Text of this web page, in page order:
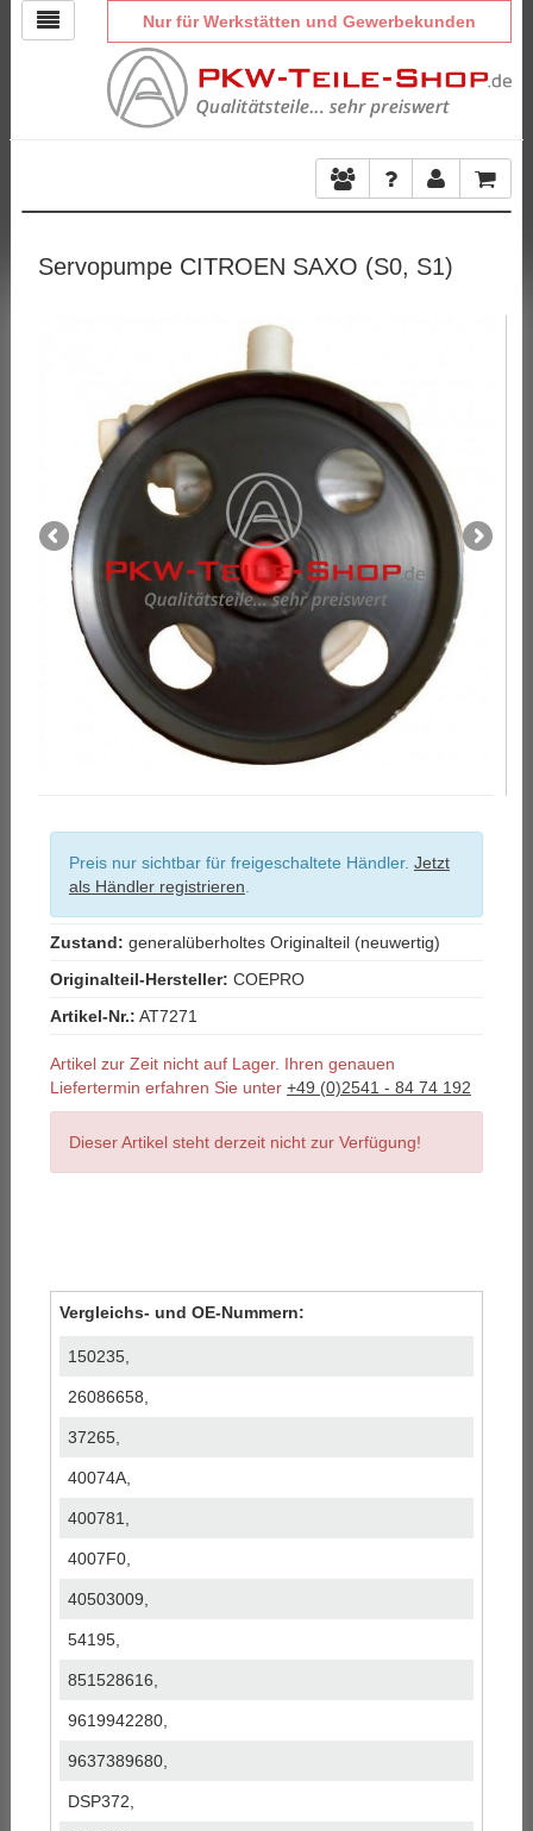
Nur für Werkstätten und Gewerbekunden
Servopumpe CITROEN SAXO (S0, S1)
Preis nur sichtbar für freigeschaltete Händler. Jetzt
als Händler registrieren
Zustand: generalüberholtes Originalteil (neuwertig)
Originalteil-Hersteller: COEPRO
Artikel-Nr.: AT7271
Artikel zur Zeit nicht auf Lager. Ihren genauen
Liefertermin erfahren Sie unter +49 (0)2541 - 84 74 192
Dieser Artikel steht derzeit nicht zur Verfügung!
Vergleichs- und OE-Nummern:
150235,
26086658,
37265,
40074A,
400781,
4007F0,
40503009,
54195,
851528616,
9619942280,
9637389680,
DSP372,